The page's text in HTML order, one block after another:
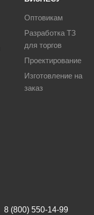
Оптовикам
Разработка ТЗ
для торгов
Проектирование
Изготовление на
заказ
8 (800) 550-14-99